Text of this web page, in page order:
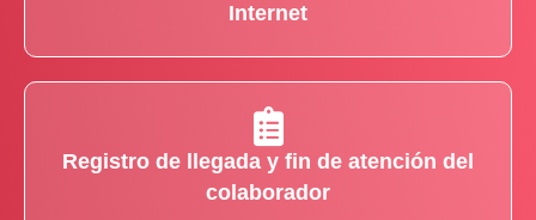
Internet
Registro de llegada y fin de atención del
colaborador